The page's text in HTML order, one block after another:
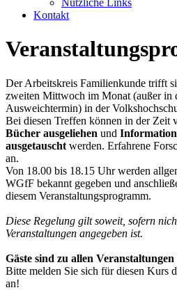
Nützliche Links
Kontakt
Der Arbeitskreis Familienkunde trifft
zweiten Mittwoch im Monat (außer in
Ausweichtermin) in der
Bei diesen Treffen können in der Zeit
Bücher ausgeliehen und
ausgetauscht werden. Erfahrene
an.
Von 18.00 bis 18.15 Uhr werden
WGfF bekannt gegeben und
diesem Veranstaltungsprogramm.
Diese Regelung gilt soweit, sofern
Veranstaltungen angegeben ist.
Gäste sind zu allen
Bitte melden Sie sich für diesen Kurs
an!